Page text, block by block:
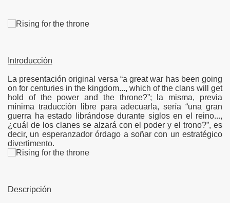
Introducción
La presentación original versa “a great war has been going
on for centuries in the kingdom..., which of the clans will get
hold of the power and the throne?”; la misma, previa
mínima traducción libre para adecuarla, sería “una gran
guerra ha estado librándose durante siglos en el reino...,
¿cuál de los clanes se alzará con el poder y el trono?”, es
decir, un esperanzador órdago a soñar con un estratégico
divertimento.
Descripción